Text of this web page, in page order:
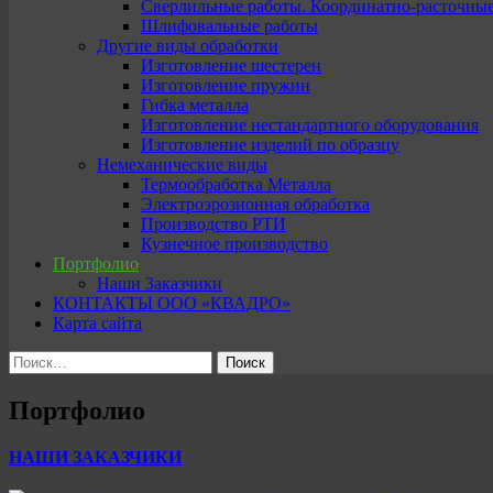
Сверлильные работы. Координатно-
Шлифовальные работы
Другие виды обработки
Изготовление шестерен
Изготовление пружин
Гибка металла
Изготовление нестандартного оборудования
Изготовление изделий по образцу
Немеханические виды
Термообработка Металла
Электроэрозионная обработка
Производство РТИ
Кузнечное производство
Портфолио
Наши Заказчики
КОНТАКТЫ ООО «КВАДРО»
Карта сайта
Найти:
Портфолио
НАШИ ЗАКАЗЧИКИ